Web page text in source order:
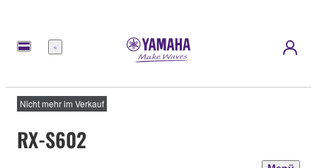
Menü
Nicht mehr im Verkauf
RX-S602